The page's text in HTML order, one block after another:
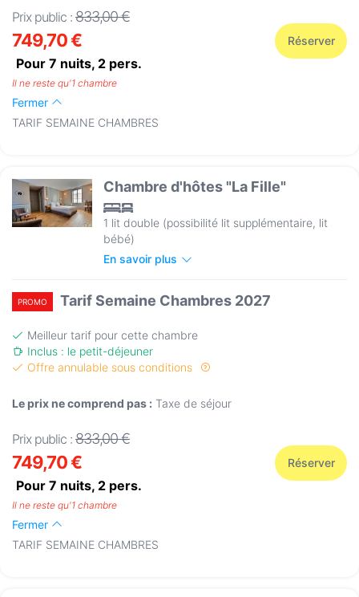
Prix public : 833,00 €
749,70 €
Pour 7 nuits, 2 pers.
Réserver
Il ne reste qu'1 chambre
Fermer
TARIF SEMAINE CHAMBRES
Chambre d'hôtes "La Fille"
1 lit double (possibilité lit supplémentaire, lit
bébé)
En savoir plus
PROMO Tarif Semaine Chambres 2027
Meilleur tarif pour cette chambre
Inclus : le petit-déjeuner
Offre annulable sous conditions
Le prix ne comprend pas : Taxe de séjour
Prix public : 833,00 €
749,70 €
Pour 7 nuits, 2 pers.
Réserver
Il ne reste qu'1 chambre
Fermer
TARIF SEMAINE CHAMBRES